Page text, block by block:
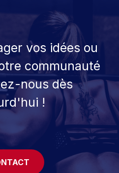
vos idées ou
communauté
nous dès
!